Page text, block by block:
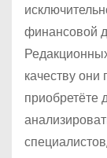
финансовой
качеству
приобретёте